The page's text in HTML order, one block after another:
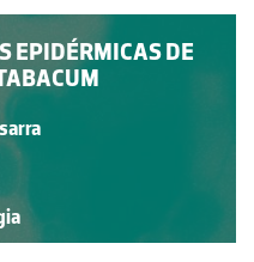
EPIDÉRMICAS DE